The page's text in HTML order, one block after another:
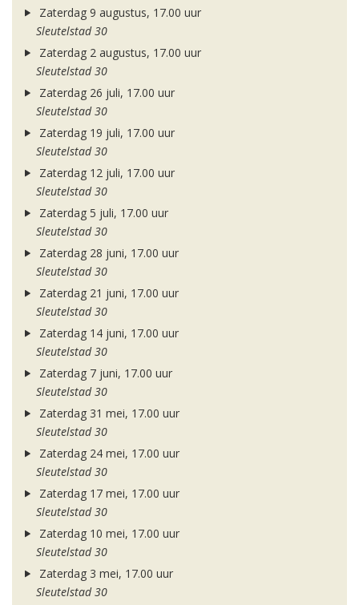
Zaterdag 9 augustus, 17.00 uur
Sleutelstad 30
Zaterdag 2 augustus, 17.00 uur
Sleutelstad 30
Zaterdag 26 juli, 17.00 uur
Sleutelstad 30
Zaterdag 19 juli, 17.00 uur
Sleutelstad 30
Zaterdag 12 juli, 17.00 uur
Sleutelstad 30
Zaterdag 5 juli, 17.00 uur
Sleutelstad 30
Zaterdag 28 juni, 17.00 uur
Sleutelstad 30
Zaterdag 21 juni, 17.00 uur
Sleutelstad 30
Zaterdag 14 juni, 17.00 uur
Sleutelstad 30
Zaterdag 7 juni, 17.00 uur
Sleutelstad 30
Zaterdag 31 mei, 17.00 uur
Sleutelstad 30
Zaterdag 24 mei, 17.00 uur
Sleutelstad 30
Zaterdag 17 mei, 17.00 uur
Sleutelstad 30
Zaterdag 10 mei, 17.00 uur
Sleutelstad 30
Zaterdag 3 mei, 17.00 uur
Sleutelstad 30